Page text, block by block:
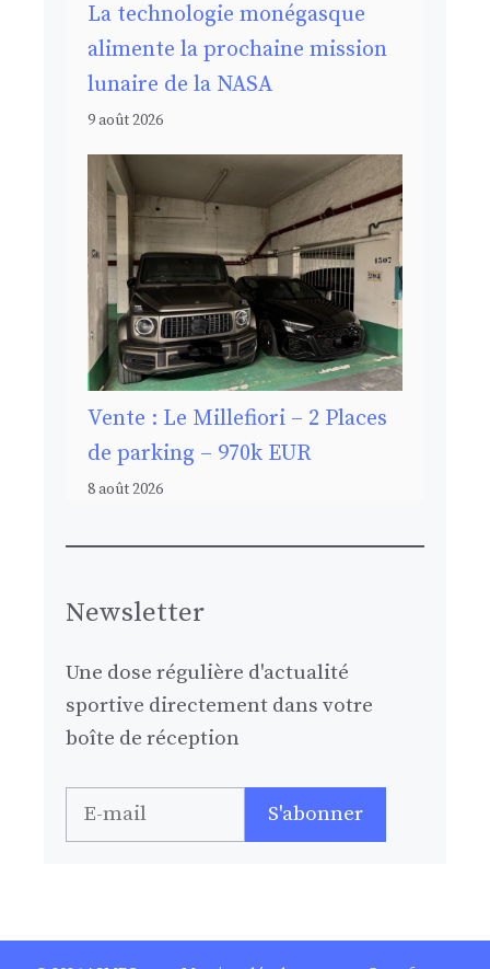
La technologie monégasque
alimente la prochaine mission
lunaire de la NASA
9 août 2026
Vente : Le Millefiori – 2 Places
de parking – 970k EUR
8 août 2026
Newsletter
Une dose régulière d'actualité
sportive directement dans votre
boîte de réception